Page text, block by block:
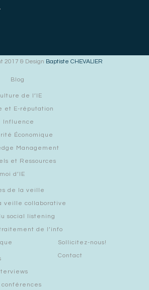
2017 & Design Baptiste CHEVALIER
Blog
de l’IE
et E-réputation
Influence
Économique
Management
et Ressources
d’IE
de la veille
veille collaborative
social listening
de l’info
Sollicitez-nous!
Contact